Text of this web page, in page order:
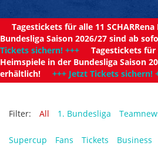
Tagestickets für alle 11
Bundesliga Saison 2026/27 sind ab
Tickets sichern! +++ Tagestickets für
Heimspiele in der Bundesliga Saison
erhältlich! +++ Jetzt Tickets sichern!
Filter: All 1. Bundesliga
Supercup Fans Tickets Business